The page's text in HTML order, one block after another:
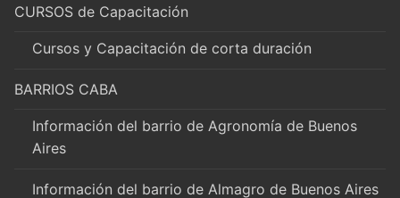
CURSOS de Capacitación
Cursos y Capacitación de corta duración
BARRIOS CABA
Información del barrio de Agronomía de Buenos
Aires
Información del barrio de Almagro de Buenos Aires